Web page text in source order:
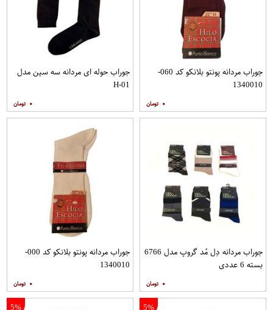
جوراب مردانه پونتو بلانکو کد 060-
1340010
۰
جوراب حوله ای مردانه سه سین مدل
H-01
۰
جوراب مردانه دِل مُد گروپ مدل 6766
بسته 6 عددی
۰
جوراب مردانه پونتو بلانکو کد 000-
1340010
۰
5%
5%